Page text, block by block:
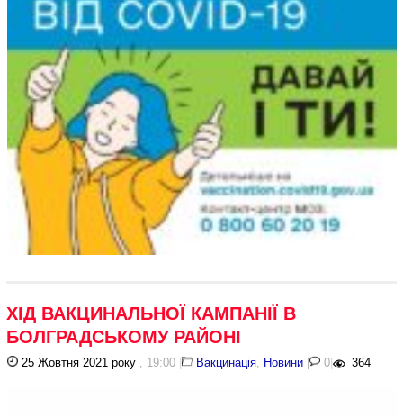
ХІД ВАКЦИНАЛЬНОЇ КАМПАНІЇ В
БОЛГРАДСЬКОМУ РАЙОНІ
25 Жовтня 2021 року , 19:00 | Вакцинація, Новини | 0 | 364